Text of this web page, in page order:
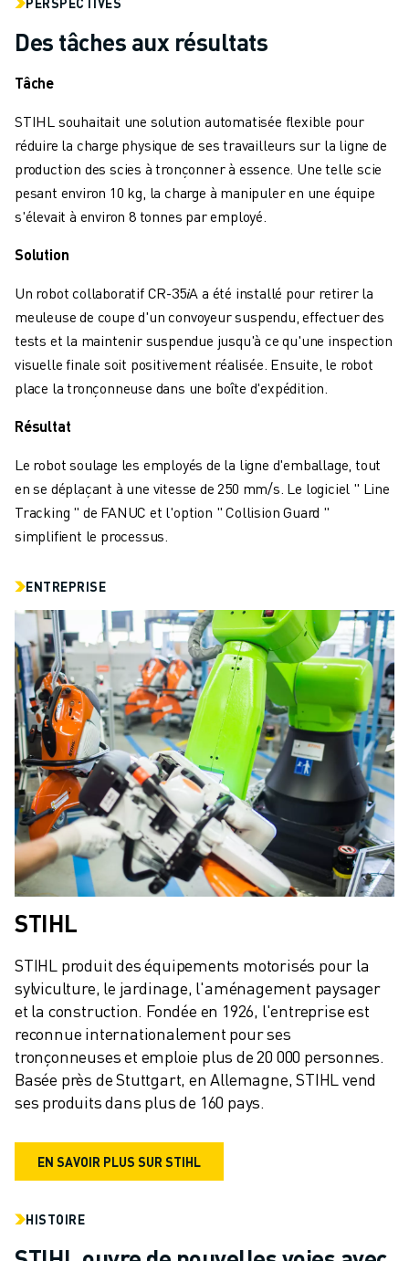
MANUTENTION
PEINTURE
SOUDAGE PAR POINTS
DÉCOUPAGE PAR FIL EDM
TÉMOIGNAGES
SERVICE CLIENTÈLE
SERVICE CLIENTÈLE
FANUC PLANS
TERRAIN ET MAINTENANCE
PIÈCES DE RECHANGE
REMISE À NEUF
OUTILS DE SERVICE NUMÉRIQUE
E-STORE
CENTRE DE TÉLÉCHARGEMENT " MYFANUC
FORMATION ET ÉDUCATION
SOLUTIONS POUR LES INDUSTRIES
SOLUTIONS POUR L'ÉDUCATION
WORLDSKILLS ET JEUNES TALENTS
ÉVÉNEMENTS ÉDUCATIFS
ACTUALITÉS ET MÉDIAS
EVÉNEMENTS
ÉVÉNEMENTS ÉDUCATIFS
A PROPOS DE FANUC
A PROPOS DE FANUC
FANUC EN EUROPE
NOS SITES
DÉVELOPPEMENT DURABLE
CARRIÈRE
FAÇONNEZ VOTRE AVENIR AVEC FANUC
REJOIGNEZ-NOUS
CONTACT
CONTACT
LOCALISATION DES SITES
IMPRESSION
Des tâches aux résultats
Tâche
STIHL souhaitait une solution automatisée flexible pour
réduire la charge physique de ses travailleurs sur la ligne de
production des scies à tronçonner à essence. Une telle scie
pesant environ 10 kg, la charge à manipuler en une équipe
s'élevait à environ 8 tonnes par employé.
Solution
Un robot collaboratif CR-35𝑖A a été installé pour retirer la
meuleuse de coupe d'un convoyeur suspendu, effectuer des
tests et la maintenir suspendue jusqu'à ce qu'une inspection
visuelle finale soit positivement réalisée. Ensuite, le robot
place la tronçonneuse dans une boîte d'expédition.
Résultat
Le robot soulage les employés de la ligne d'emballage, tout
en se déplaçant à une vitesse de 250 mm/s. Le logiciel " Line
Tracking " de FANUC et l'option " Collision Guard "
simplifient le processus.
ENTREPRISE
STIHL
STIHL produit des équipements motorisés pour la
sylviculture, le jardinage, l'aménagement paysager
et la construction. Fondée en 1926, l'entreprise est
reconnue internationalement pour ses
tronçonneuses et emploie plus de 20 000 personnes.
Basée près de Stuttgart, en Allemagne, STIHL vend
ses produits dans plus de 160 pays.
EN SAVOIR PLUS SUR STIHL
HISTOIRE